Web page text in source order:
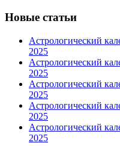
Новые статьи
Астрологический
2025
Астрологический
2025
Астрологический
2025
Астрологический
2025
Астрологический
2025